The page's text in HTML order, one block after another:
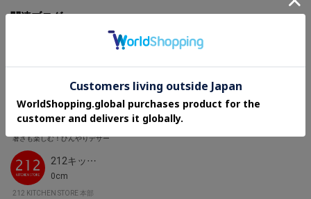
関連ブログ
暑さも楽しむ！ひんやりデザート
212キッチンストア公式
0cm
212 KITCHEN STORE 本部